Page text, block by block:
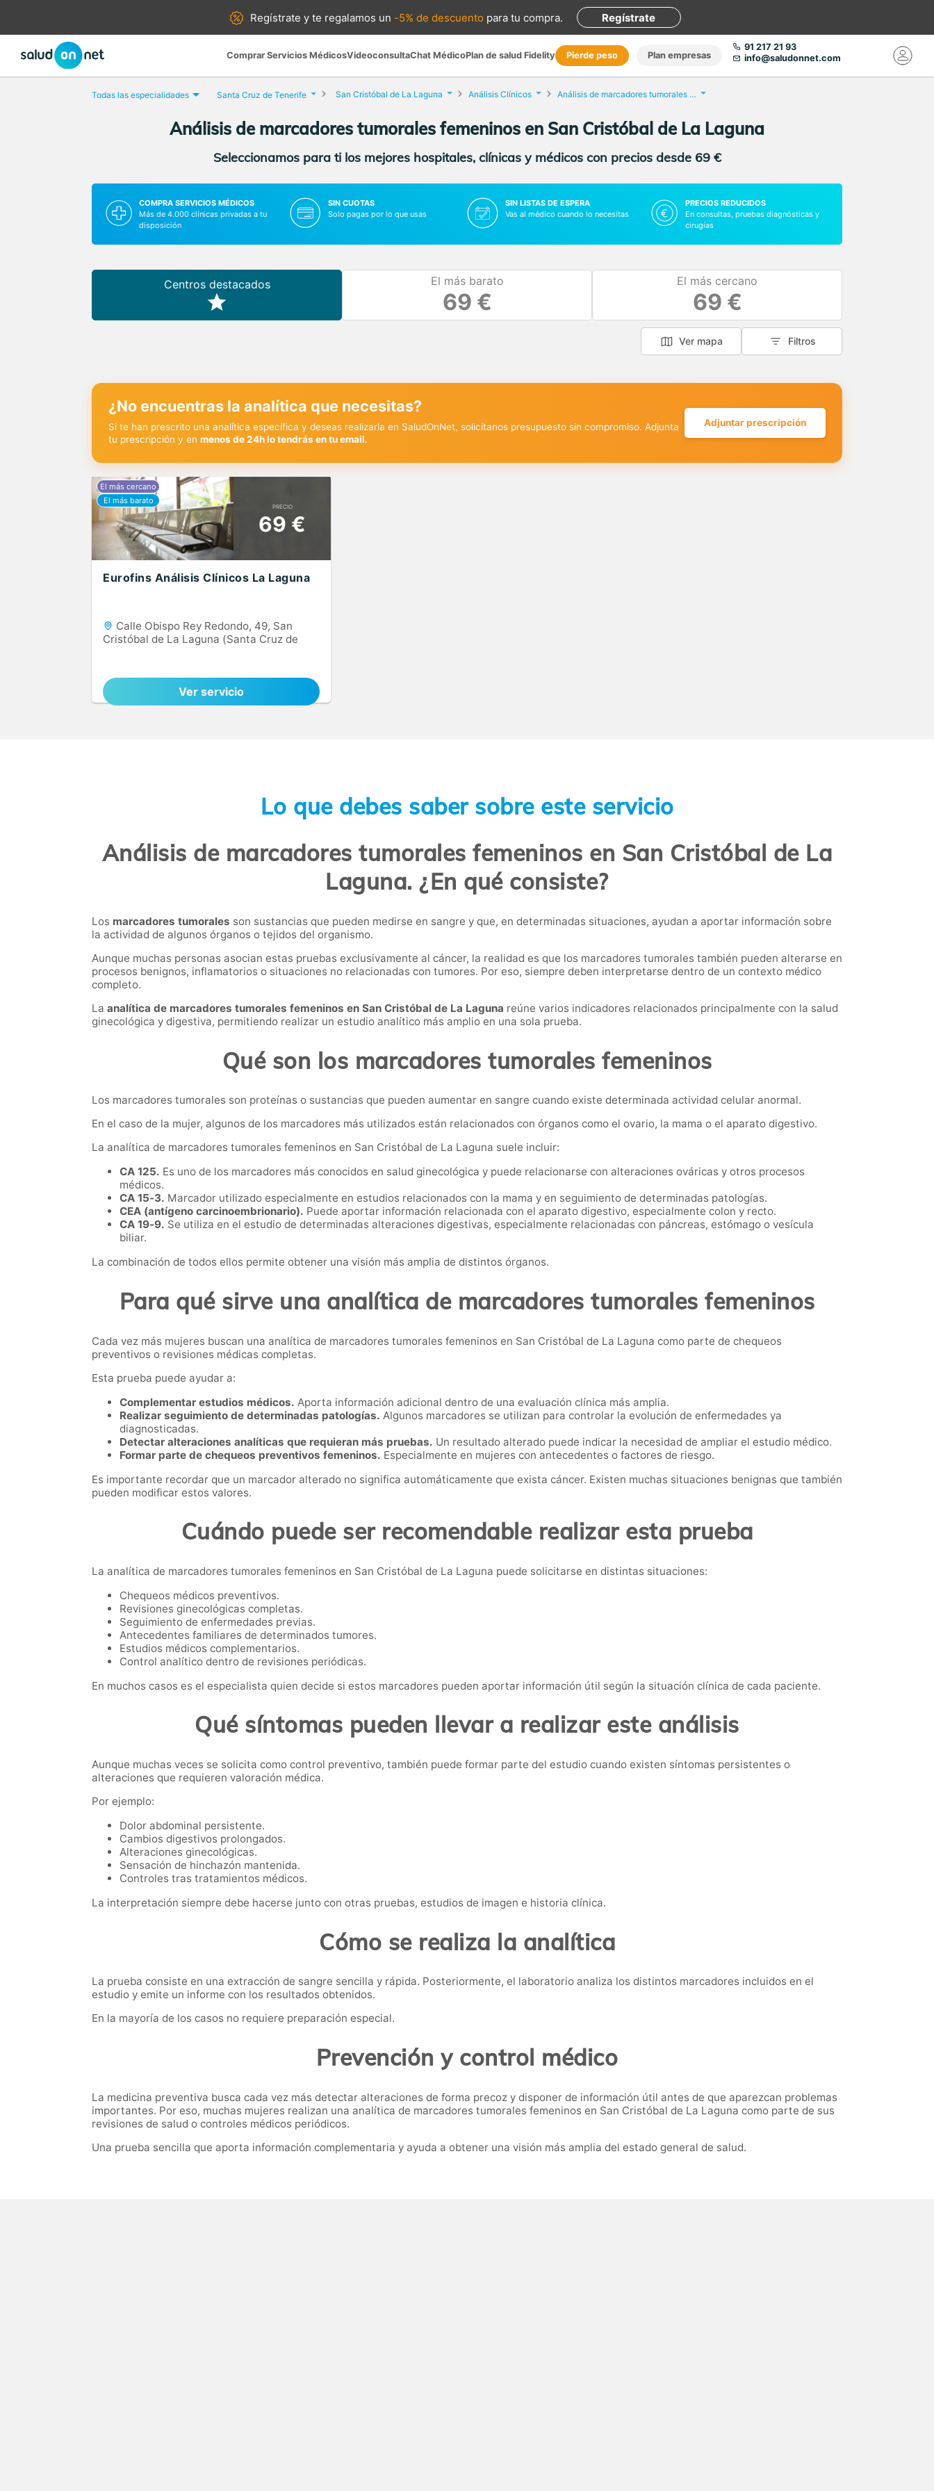
Regístrate yte regalamos un -5% de descuento para tu compra. Regístrate
Comprar Servicios MédicosVideoconsultaChat MédicoPlan de salud Fidelity Pierde peso Plan empresas
91 217 21 93
info@saludonnet.com
Todas las especialidades Santa Cruz de Tenerife San Cristóbal de La Laguna Análisis Clínicos Análisis de marcadores tumorales femeninos
Análisis de marcadores tumorales femeninos en San Cristóbal de La Laguna
Seleccionamos para ti los mejores hospitales, clínicas y médicos con precios desde 69 €
COMPRA SERVICIOS MÉDICOS
Más de 4.000 clínicas privadas a tu
disposición
SIN CUOTAS
Solo pagas por lo que usas
SIN LISTAS DE ESPERA
Vas al médico cuando lo necesitas
PRECIOS REDUCIDOS
En consultas, pruebas diagnósticas y
cirugías
Centros destacados El más barato
69 €
El más cercano
69 €
Ver mapa Filtros
¿No encuentras la analítica que necesitas?
Si te han prescrito una analítica específica y deseas realizarla en SaludOnNet, solicítanos presupuesto sin compromiso. Adjunta
tu prescripción y en menos de 24h lo tendrás en tu email.
Adjuntar prescripción
PRECIO
69 €
Eurofins Análisis Clínicos La Laguna
Calle Obispo Rey Redondo, 49, San
Cristóbal de La Laguna (Santa Cruz de
Ver servicio
Lo que debes saber sobre este servicio
Análisis de marcadores tumorales femeninos en San Cristóbal de La
Laguna. ¿En qué consiste?
Los marcadores tumorales son sustancias que pueden medirse en sangre y que, en determinadas situaciones, ayudan a aportar información sobre
la actividad de algunos órganos o tejidos del organismo.
Aunque muchas personas asocian estas pruebas exclusivamente al cáncer, la realidad es que los marcadores tumorales también pueden alterarse en
procesos benignos, inflamatorios o situaciones no relacionadas con tumores. Por eso, siempre deben interpretarse dentro de un contexto médico
completo.
La analítica de marcadores tumorales femeninos en San Cristóbal de La Laguna reúne varios indicadores relacionados principalmente con la salud
ginecológica y digestiva, permitiendo realizar un estudio analítico más amplio en una sola prueba.
Qué son los marcadores tumorales femeninos
Los marcadores tumorales son proteínas o sustancias que pueden aumentar en sangre cuando existe determinada actividad celular anormal.
En el caso de la mujer, algunos de los marcadores más utilizados están relacionados con órganos como el ovario, la mama o el aparato digestivo.
La analítica de marcadores tumorales femeninos en San Cristóbal de La Laguna suele incluir:
CA 125. Es uno de los marcadores más conocidos en salud ginecológica y puede relacionarse con alteraciones ováricas y otros procesos
médicos.
CA 15-3. Marcador utilizado especialmente en estudios relacionados con la mama y en seguimiento de determinadas patologías.
CEA (antígeno carcinoembrionario). Puede aportar información relacionada con el aparato digestivo, especialmente colon y recto.
CA 19-9. Se utiliza en el estudio de determinadas alteraciones digestivas, especialmente relacionadas con páncreas, estómago o vesícula
biliar.
La combinación de todos ellos permite obtener una visión más amplia de distintos órganos.
Para qué sirve una analítica de marcadores tumorales femeninos
Cada vez más mujeres buscan una analítica de marcadores tumorales femeninos en San Cristóbal de La Laguna como parte de chequeos
preventivos o revisiones médicas completas.
Esta prueba puede ayudar a:
Complementar estudios médicos. Aporta información adicional dentro de una evaluación clínica más amplia.
Realizar seguimiento de determinadas patologías. Algunos marcadores se utilizan para controlar la evolución de enfermedades ya
diagnosticadas.
Detectar alteraciones analíticas que requieran más pruebas. Un resultado alterado puede indicar la necesidad de ampliar el estudio médico.
Formar parte de chequeos preventivos femeninos. Especialmente en mujeres con antecedentes o factores de riesgo.
Es importante recordar que un marcador alterado no significa automáticamente que exista cáncer. Existen muchas situaciones benignas que también
pueden modificar estos valores.
Cuándo puede ser recomendable realizar esta prueba
La analítica de marcadores tumorales femeninos en San Cristóbal de La Laguna puede solicitarse en distintas situaciones:
Chequeos médicos preventivos.
Revisiones ginecológicas completas.
Seguimiento de enfermedades previas.
Antecedentes familiares de determinados tumores.
Estudios médicos complementarios.
Control analítico dentro de revisiones periódicas.
En muchos casos es el especialista quien decide si estos marcadores pueden aportar información útil según la situación clínica de cada paciente.
Qué síntomas pueden llevar a realizar este análisis
Aunque muchas veces se solicita como control preventivo, también puede formar parte del estudio cuando existen síntomas persistentes o
alteraciones que requieren valoración médica.
Por ejemplo:
Dolor abdominal persistente.
Cambios digestivos prolongados.
Alteraciones ginecológicas.
Sensación de hinchazón mantenida.
Controles tras tratamientos médicos.
La interpretación siempre debe hacerse junto con otras pruebas, estudios de imagen e historia clínica.
Cómo se realiza la analítica
La prueba consiste en una extracción de sangre sencilla y rápida. Posteriormente, el laboratorio analiza los distintos marcadores incluidos en el
estudio y emite un informe con los resultados obtenidos.
En la mayoría de los casos no requiere preparación especial.
Prevención y control médico
La medicina preventiva busca cada vez más detectar alteraciones de forma precoz y disponer de información útil antes de que aparezcan problemas
importantes. Por eso, muchas mujeres realizan una analítica de marcadores tumorales femeninos en San Cristóbal de La Laguna como parte de sus
revisiones de salud o controles médicos periódicos.
Una prueba sencilla que aporta información complementaria y ayuda a obtener una visión más amplia del estado general de salud.